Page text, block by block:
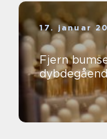
17. januar
Fjern